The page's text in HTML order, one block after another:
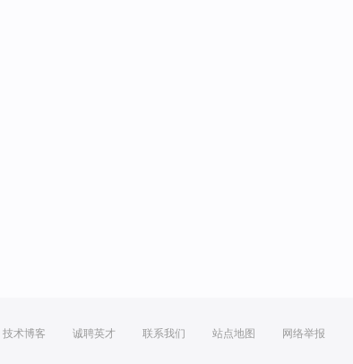
技术博客 诚聘英才 联系我们 站点地图 网络举报